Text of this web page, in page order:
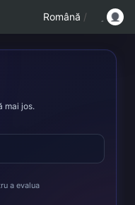
Română /
mai jos.
a evalua